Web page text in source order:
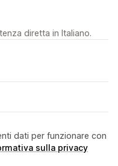
diretta in Italiano.
dati per funzionare con
sulla privacy